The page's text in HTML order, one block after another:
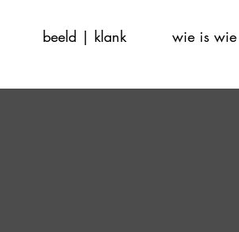
beeld | klank wie is wie